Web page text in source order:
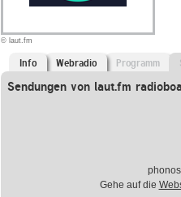
© laut.fm
Info Webradio Programm
Sendungen von laut.fm
Gehe auf die